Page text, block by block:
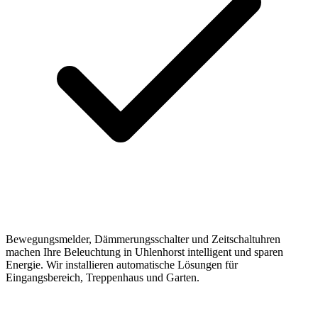
Bewegungsmelder, Dämmerungsschalter und Zeitschaltuhren
machen Ihre Beleuchtung in Uhlenhorst intelligent und sparen
Energie. Wir installieren automatische Lösungen für
Eingangsbereich, Treppenhaus und Garten.